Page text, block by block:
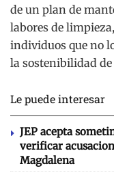
de un plan de
labores de
individuos que no
la sostenibilidad
Le puede interesar
JEP acepta
verificar
Magdalena